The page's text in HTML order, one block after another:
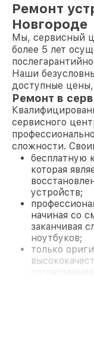
Ремонт
Новгороде
Мы, сервисный
более 5 лет
Наши
доступные
Ремонт в
сервисного
сложности.
бесплатную
которая
устройств;
начиная со
заканчивая
ноутбуков;
только
На все работы